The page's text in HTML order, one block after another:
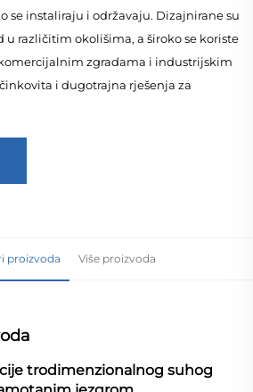
se instaliraju i održavaju. Dizajnirane su
u različitim okolišima, a široko se koriste
zgradama i industrijskim
i dugotrajna rješenja za
proizvoda Više proizvoda
trodimenzionalnog suhog